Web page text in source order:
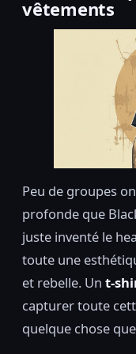
vêtements
Peu de groupes
profonde que
juste inventé le
toute une
et rebelle. Un t-
capturer toute
quelque chose